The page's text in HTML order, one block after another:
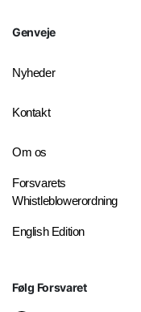
Genveje
Nyheder
Kontakt
Om os
Forsvarets
Whistleblowerordning
English Edition
Følg Forsvaret